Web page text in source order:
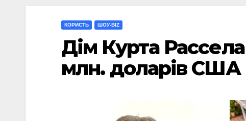
КОРИСТЬ ШОУ-BIZ
Дім Курта
млн. доларів США